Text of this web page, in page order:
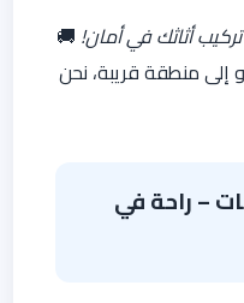
أثاثك في أمان! 🚚
إلى منطقة قريبة، نحن
– راحة في